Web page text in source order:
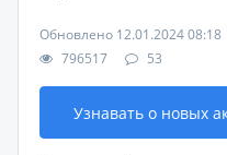
Обновлено 12.01.2024 08:18
796517
53
Узнавать о новых